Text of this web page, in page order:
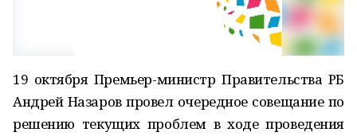
19 октября Премьер-министр Правительства РБ
Андрей Назаров провел очередное совещание по
решению текущих проблем в ходе проведения